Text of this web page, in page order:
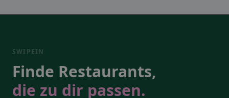
SWIPEIN
Finde Restaurants,
die zu dir passen.